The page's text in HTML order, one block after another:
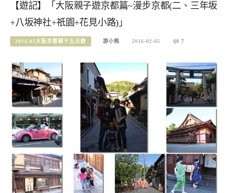
【遊記】「大阪親子遊京都篇~漫步京都(二、三年坂
+八坂神社+祇園+花見小路)」
2014.05大阪京都親子五日遊 游小熊 2016-02-05 7